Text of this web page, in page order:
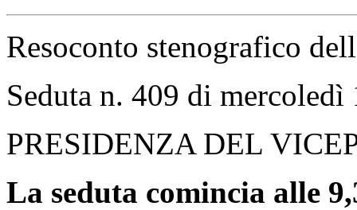
Resoconto stenografico
Seduta n. 409 di mercoledì
PRESIDENZA DEL
La seduta comincia alle